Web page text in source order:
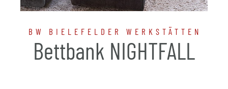
BW BIELEFELDER WERKSTÄTTEN
Bettbank NIGHTFALL